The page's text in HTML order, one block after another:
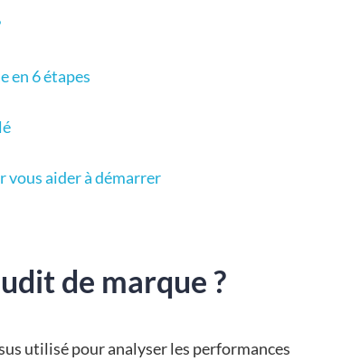
en 6 étapes
vous aider à démarrer
de marque ?
utilisé pour analyser les performances